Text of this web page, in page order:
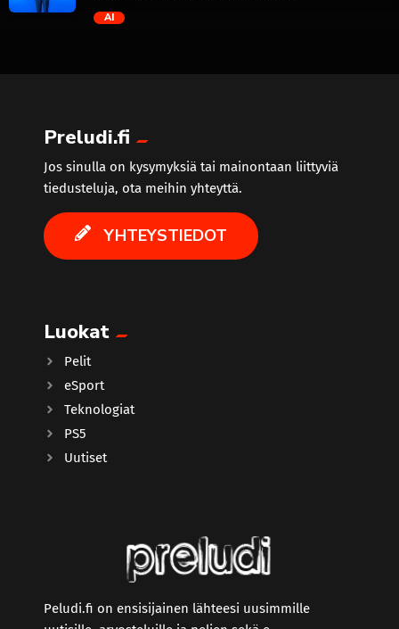
AI
Preludi.fi
Jos sinulla on kysymyksiä tai mainontaan liittyviä
tiedusteluja, ota meihin yhteyttä.
YHTEYSTIEDOT
Luokat
Pelit
eSport
Teknologiat
PS5
Uutiset
Peludi.fi on ensisijainen lähteesi uusimmille